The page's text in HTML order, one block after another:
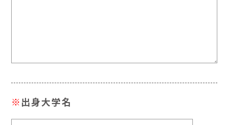
※出身大学名